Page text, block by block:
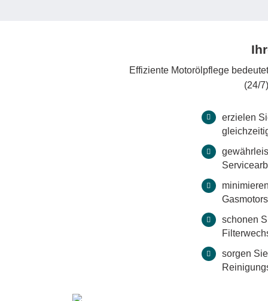
Effiziente Motorölpflege
(24/
erzielen
schonen
sorgen